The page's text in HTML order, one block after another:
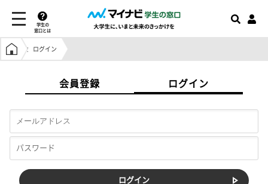
学生の
窓口とは
学生の窓口トップ
ログイン
会員登録 ログイン